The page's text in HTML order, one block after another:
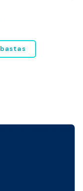
ubicados en